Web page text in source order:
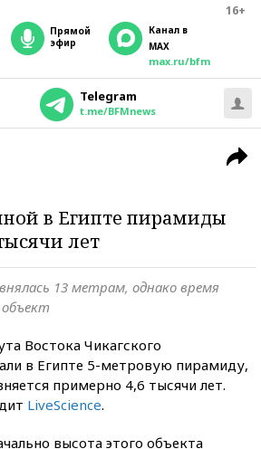
16+
прямой
эфир
Канал в
MAX
max.ru/bfm
Telegram
t.me/BFMnews
в Египте пирамиды
лет
13 метрам, однако время
Востока Чикагского
в Египте 5-метровую пирамиду,
примерно 4,6 тысячи лет.
LiveScience.
высота этого объекта